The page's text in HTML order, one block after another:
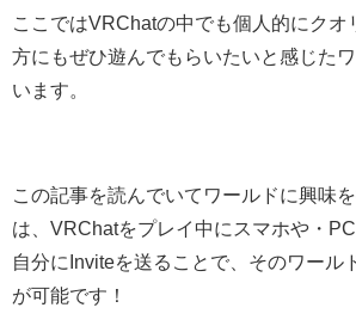
ここではVRChatの中でも個人的にクオ
方にもぜひ遊んでもらいたいと感じた
います。
この記事を読んでいてワールドに興味
は、VRChatをプレイ中にスマホや・ PC
自分に Inviteを送ることで、そのワール
が可能です！